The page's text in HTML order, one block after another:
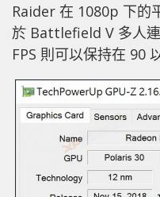
Raider 在 1080p 下的
於 Battlefield V 多人
FPS 則可以保持在 90